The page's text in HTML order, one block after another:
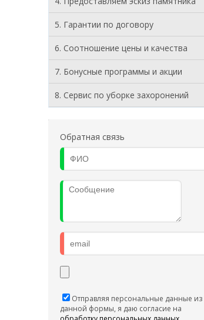
5. Гарантии по договору
6. Соотношение цены и качества
7. Бонусные программы и акции
8. Cервис по уборке захоронений
Обратная связь
Отправляя персональные данные из
данной формы, я даю согласие на